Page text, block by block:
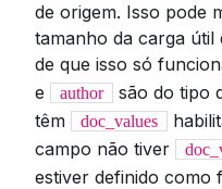
de origem. Isso pode
tamanho da carga útil
de que isso só
e author são do tipo
têm
doc_values
campo não tiver
estiver definido como